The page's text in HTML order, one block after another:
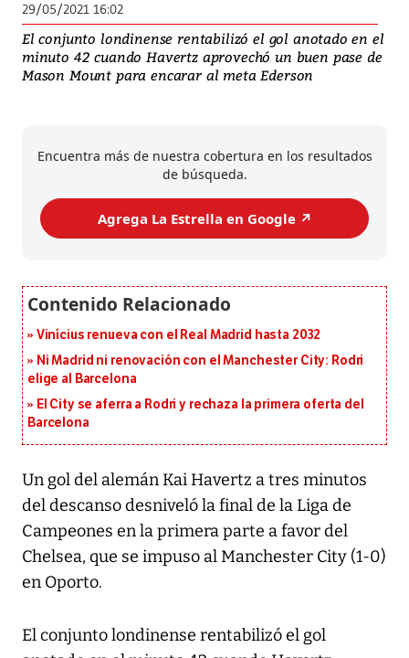
29/05/2021 16:02
El conjunto londinense rentabilizó el gol anotado en el
minuto 42 cuando Havertz aprovechó un buen pase de
Mason Mount para encarar al meta Ederson
Encuentra más de nuestra cobertura en los resultados
de búsqueda.
Agrega La Estrella en Google ↗️
Vinícius renueva con el Real Madrid hasta 2032
Ni Madrid ni renovación con el Manchester City: Rodri
elige al Barcelona
El City se aferra a Rodri y rechaza la primera oferta del
Barcelona
Un gol del alemán Kai Havertz a tres minutos
del descanso desniveló la final de la Liga de
Campeones en la primera parte a favor del
Chelsea, que se impuso al Manchester City (1-0)
en Oporto.
El conjunto londinense rentabilizó el gol